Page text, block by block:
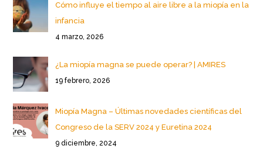
Cómo influye el tiempo al aire libre a la miopía en la
infancia
4 marzo, 2026
¿La miopía magna se puede operar? | AMIRES
19 febrero, 2026
Miopía Magna – Últimas novedades científicas del
Congreso de la SERV 2024 y Euretina 2024
9 diciembre, 2024